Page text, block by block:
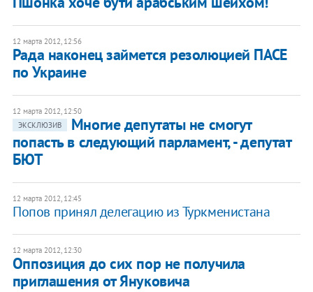
12 марта 2012, 12:56
Рада наконец займется резолюцией ПАСЕ
по Украине
12 марта 2012, 12:50
ЭКСКЛЮЗИВ
Многие депутаты не смогут
попасть в следующий парламент, - депутат
БЮТ
12 марта 2012, 12:45
​Попов принял делегацию из Туркменистана
12 марта 2012, 12:30
Оппозиция до сих пор не получила
приглашения от Януковича